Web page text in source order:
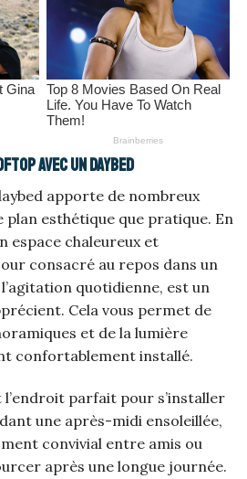
avec un daybed
apporte de nombreux
plan esthétique que pratique. En
espace chaleureux et
consacré au repos dans un
quotidienne, est un
Cela vous permet de
et de la lumière
confortablement installé.
l’endroit parfait pour s’installer
une après-midi ensoleillée,
convivial entre amis ou
après une longue journée.